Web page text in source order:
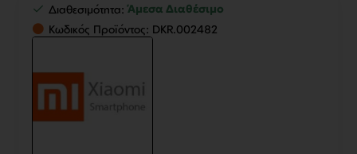
Διαθεσιμότητα: Άμεσα Διαθέσιμο
Κωδικός Προϊόντος: DKR.002482